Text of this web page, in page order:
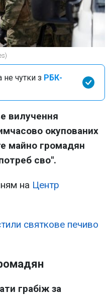
не чутки з РБК-
вилучення
окупованих
майно громадян
сво".
на Центр
святкове печиво
грабіж за